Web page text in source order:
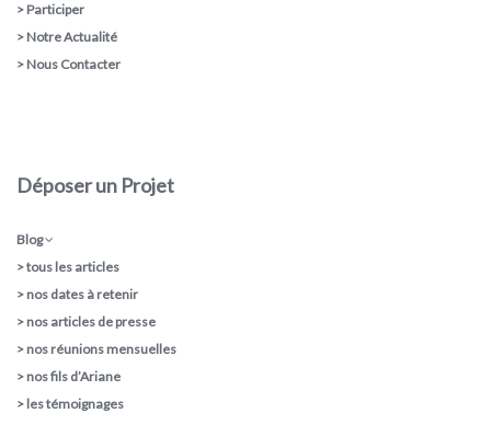
> Participer
> Notre Actualité
> Nous Contacter
Déposer un Projet
Blog
>tous les articles
> nos dates à retenir
> nos articles de presse
> nos réunions mensuelles
> nos fils d’Ariane
> les témoignages